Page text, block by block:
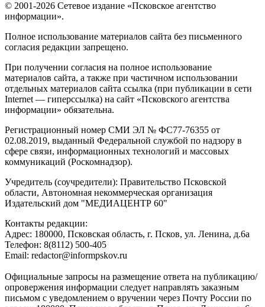
© 2001-2026 Сетевое издание «Псковское агентство
информации».
Полное использование материалов сайта без письменного
согласия редакции запрещено.
При получении согласия на полное использование
материалов сайта, а также при частичном использовании
отдельных материалов сайта ссылка (при публикации в сети
Internet — гиперссылка) на сайт «Псковского агентства
информации» обязательна.
Регистрационный номер СМИ ЭЛ № ФС77-76355 от
02.08.2019, выданный Федеральной службой по надзору в
сфере связи, информационных технологий и массовых
коммуникаций (Роскомнадзор).
Учредитель (соучредители): Правительство Псковской
области, Автономная некоммерческая организация
Издательский дом "МЕДИАЦЕНТР 60"
Контакты редакции:
Адреc: 180000, Псковская область, г. Псков, ул. Ленина, д.6а
Телефон: 8(8112) 500-405
Email: redactor@informpskov.ru
Официальные запросы на размещение ответа на публикацию/
опровержения информации следует направлять заказным
письмом с уведомлением о вручении через Почту России по